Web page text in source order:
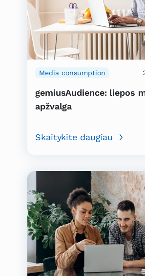
Media consumption
gemiusAudience: liepos
apžvalga
Skaitykite daugiau